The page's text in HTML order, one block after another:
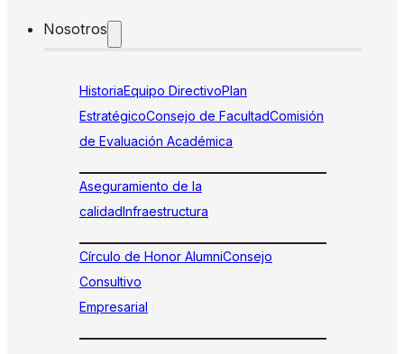
Nosotros
HistoriaEquipo DirectivoPlan
EstratégicoConsejo de FacultadComisión
de Evaluación Académica
Aseguramiento de la
calidadInfraestructura
Círculo de Honor AlumniConsejo
Consultivo
Empresarial